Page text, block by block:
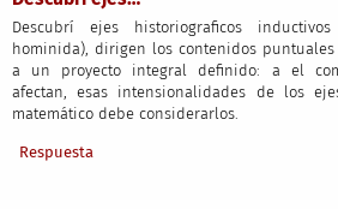
Descubrí ejes historiograficos
hominida), dirigen los contenidos
a un proyecto integral definido: a el
afectan, esas intensionalidades de los
matemático debe considerarlos.
Respuesta